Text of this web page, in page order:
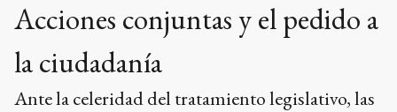
Acciones conjuntas y el pedido a
la ciudadanía
Ante la celeridad del tratamiento legislativo, las